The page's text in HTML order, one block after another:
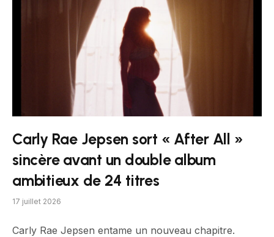
Carly Rae Jepsen sort « After All »
sincère avant un double album
ambitieux de 24 titres
17 juillet 2026
Carly Rae Jepsen entame un nouveau chapitre.